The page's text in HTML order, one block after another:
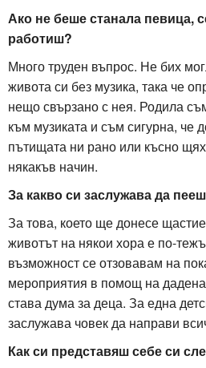
Ако не беше станала певица,
работиш?
Много труден въпрос. Не бих
живота си без музика, така че
нещо свързано с нея. Родила
към музиката и съм сигурна, че
пътищата ни рано или късно
някакъв начин.
За какво си заслужава да
За това, което ще донесе
животът на някои хора е по-
възможност се отзовавам на
мероприятия в помощ на дадена
става дума за деца. За една
заслужава човек да направи
Как си представяш себе си